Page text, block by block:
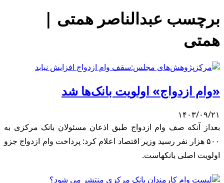
برچسب عبدالناصر همتی |
همتی
«وام ازدواج» اولویت بانک‌ها شد
۱۴۰۳/۰۹/۲۱
بعداز آنکه صف وام ازدواج طبق اذعان مسئولان بانک مرکزی به
۵۰۰ هزار نفر رسید وزیر اقتصاد اعلام کرد: پرداخت وام ازدواج جزو
اولویت اصلی بانکهاست.